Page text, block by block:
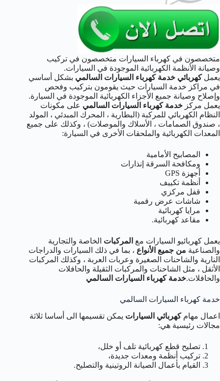
متخصصون في كهرباء السيارات متخصصون في تركيب
وصيانة الأنظمة الكهربائية الموجودة في السيارات.
يعملكهربائي خدمة كهرباء السيارات السالمي بشكل أساسي
في مراكز خدمة السيارات حيث يقومون بتركيب وفحص
وإصلاح وصيانة جميع الأجزاء الكهربائية الموجودة في السيارة.
يعمل مركز خدمة كهرباء السيارات السالمي على مكونات
النظام الكهربائي للمركبة (البطارية ، المحرك المبدئي ، المولد
، صندوق الصمامات ، الأسلاك والموصلات) ، وكذلك على جميع
المعدات الكهربائية والملحقات الأخرى في السيارة:
المصابيح الأمامية
ومكافحة السرقة إنذارات
أجهزة GPS
أنظمة تكييف
قفل مركزي
شاشات عرض رقمية
مرايا كهربائية
مقاعد كهربائية.
يعمل كهربائيو السيارات مع المركبات الخاصة والتجارية
والصناعية من جميع الأنواع ، بما في ذلك السيارات والدراجات
النارية والشاحنات الصغيرة وعربات العربة ، وكذلك المركبات
الأثقل ، مثل الشاحنات والمركبات الثقيلة والحافلات
والحافلات.خدمة كهرباء السيارات السالمي
خدمة كهرباء السيارات السالمي
اعمال مهامكهربائي السيارات يمكن تقسيمها الى أساسا ثلاثة
مجالات رئيسية هي:
تصليح قطع كهربائية تلف أو خلل،
تركيب أنظمة ومعدات جديدة،
القيام بأعمال الصيانة الروتينية والتصليح.